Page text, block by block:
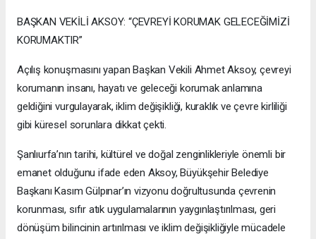
BAŞKAN VEKİLİ AKSOY: “ÇEVREYİ KORUMAK GELECEĞİMİZİ
KORUMAKTIR”
Açılış konuşmasını yapan Başkan Vekili Ahmet Aksoy, çevreyi
korumanın insanı, hayatı ve geleceği korumak anlamına
geldiğini vurgulayarak, iklim değişikliği, kuraklık ve çevre kirliliği
gibi küresel sorunlara dikkat çekti.
Şanlıurfa’nın tarihi, kültürel ve doğal zenginlikleriyle önemli bir
emanet olduğunu ifade eden Aksoy, Büyükşehir Belediye
Başkanı Kasım Gülpınar’ın vizyonu doğrultusunda çevrenin
korunması, sıfır atık uygulamalarının yaygınlaştırılması, geri
dönüşüm bilincinin artırılması ve iklim değişikliğiyle mücadele